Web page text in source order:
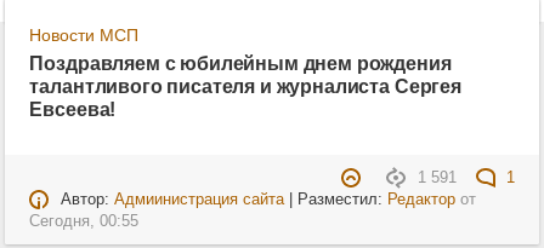
Новости МСП
Поздравляем с юбилейным днем рождения
талантливого писателя и журналиста Сергея
Евсеева!
1 591
1
Автор: Адмиинистрация сайта| Разместил: Редакторот
Сегодня, 00:55